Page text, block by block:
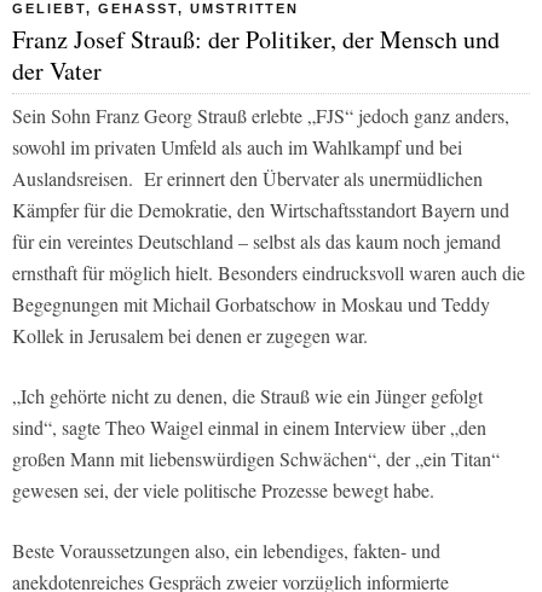
GELIEBT, GEHASST, UMSTRITTEN
Franz Josef Strauß: der Politiker, der Mensch und
der Vater
Sein Sohn Franz Georg Strauß erlebte „FJS“ jedoch ganz anders,
sowohl im privaten Umfeld als auch im Wahlkampf und bei
Auslandsreisen. Er erinnert den Übervater als unermüdlichen
Kämpfer für die Demokratie, den Wirtschaftsstandort Bayern und
für ein vereintes Deutschland – selbst als das kaum noch jemand
ernsthaft für möglich hielt. Besonders eindrucksvoll waren auch die
Begegnungen mit Michail Gorbatschow in Moskau und Teddy
Kollek in Jerusalem bei denen er zugegen war.
„Ich gehörte nicht zu denen, die Strauß wie ein Jünger gefolgt
sind“, sagte Theo Waigel einmal in einem Interview über „den
großen Mann mit liebenswürdigen Schwächen“, der „ein Titan“
gewesen sei, der viele politische Prozesse bewegt habe.
Beste Voraussetzungen also, ein lebendiges, fakten- und
anekdotenreiches Gespräch zweier vorzüglich informierte